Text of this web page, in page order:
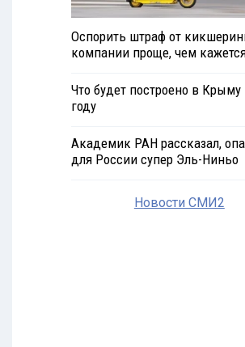
Оспорить штраф от
компании проще, чем
Что будет построено в Крыму
году
Академик РАН рассказал,
для России супер Эль-Ниньо
Новости СМИ2